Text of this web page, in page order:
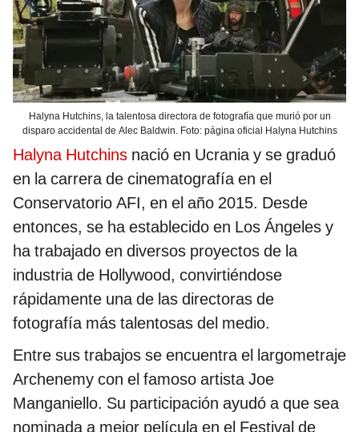
Halyna Hutchins, la talentosa directora de fotografía que murió por un
disparo accidental de Alec Baldwin. Foto: página oficial Halyna Hutchins
Halyna Hutchins nació en Ucrania y se graduó
en la carrera de cinematografía en el
Conservatorio AFI, en el año 2015. Desde
entonces, se ha establecido en Los Ángeles y
ha trabajado en diversos proyectos de la
industria de Hollywood, convirtiéndose
rápidamente una de las directoras de
fotografía más talentosas del medio.
Entre sus trabajos se encuentra el largometraje
Archenemy con el famoso artista Joe
Manganiello. Su participación ayudó a que sea
nominada a mejor película en el Festival de